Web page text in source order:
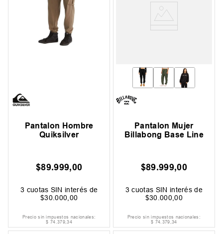
Pantalon Hombre
Quiksilver
$89.999,00
3 cuotas SIN interés de
$30 .000 00
Precio sin impuestos nacionales:
$ 74.379,34
Pantalon Mujer
Billabong Base Line
$89.999,00
3 cuotas SIN interés de
$30 .000 ,00
Precio sin impuestos nacionales:
$ 74.379,34